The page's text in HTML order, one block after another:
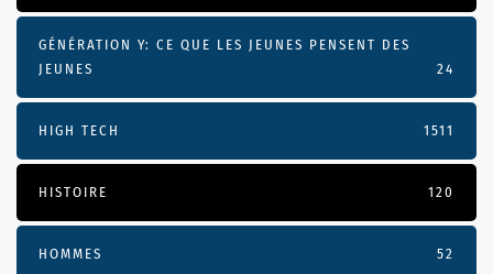
GÉNÉRATION Y: CE QUE LES JEUNES PENSENT DES
JEUNES
24
HIGH TECH 1511
HISTOIRE 120
HOMMES 52